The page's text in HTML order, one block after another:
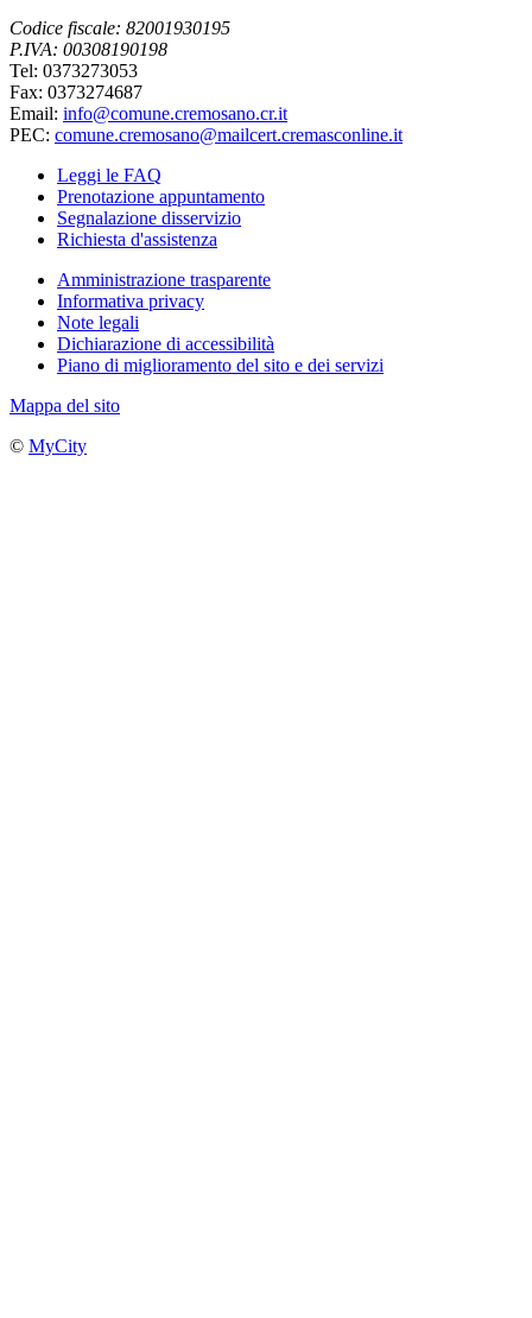
Codice fiscale: 82001930195
P.IVA: 00308190198
Tel: 0373273053
Fax: 0373274687
Email: info@comune.cremosano.cr.it
PEC: comune.cremosano@mailcert.cremasconline.it
Leggi le FAQ
Prenotazione appuntamento
Segnalazione disservizio
Richiesta d'assistenza
Amministrazione trasparente
Informativa privacy
Note legali
Dichiarazione di accessibilità
Piano di miglioramento del sito e dei servizi
Mappa del sito
© MyCity